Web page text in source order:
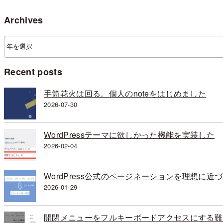
Archives
ア
ー
イ
ブ
Recent posts
手筒花火は回る。個人のnoteをはじめました
2026-07-30
WordPressテーマに欲しかった機能を実装した
2026-02-04
WordPress公式のページネーションを理想に近
2026-01-29
開閉メニューをフルキーボードアクセスにする